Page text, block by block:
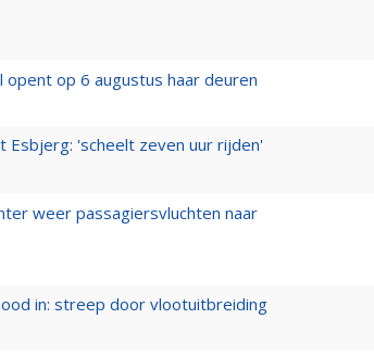
opent op 6 augustus haar deuren
Esbjerg: 'scheelt zeven uur rijden'
weer passagiersvluchten naar
in: streep door vlootuitbreiding